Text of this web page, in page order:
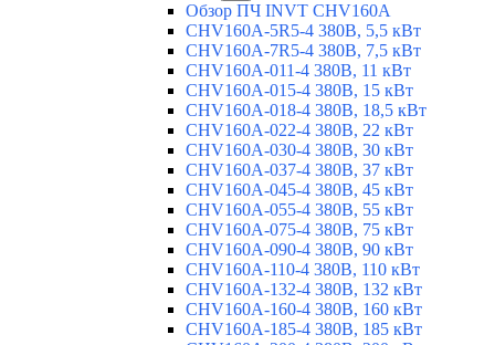
Обзор ПЧ INVT CHV160A
CHV160A-5R5-4 380В, 5,5 кВт
CHV160A-7R5-4 380В, 7,5 кВт
CHV160A-011-4 380В, 11 кВт
CHV160A-015-4 380В, 15 кВт
CHV160A-018-4 380В, 18,5 кВт
CHV160A-022-4 380В, 22 кВт
CHV160A-030-4 380В, 30 кВт
CHV160A-037-4 380В, 37 кВт
CHV160A-045-4 380В, 45 кВт
CHV160A-055-4 380В, 55 кВт
CHV160A-075-4 380В, 75 кВт
CHV160A-090-4 380В, 90 кВт
CHV160A-110-4 380В, 110 кВт
CHV160A-132-4 380В, 132 кВт
CHV160A-160-4 380В, 160 кВт
CHV160A-185-4 380В, 185 кВт